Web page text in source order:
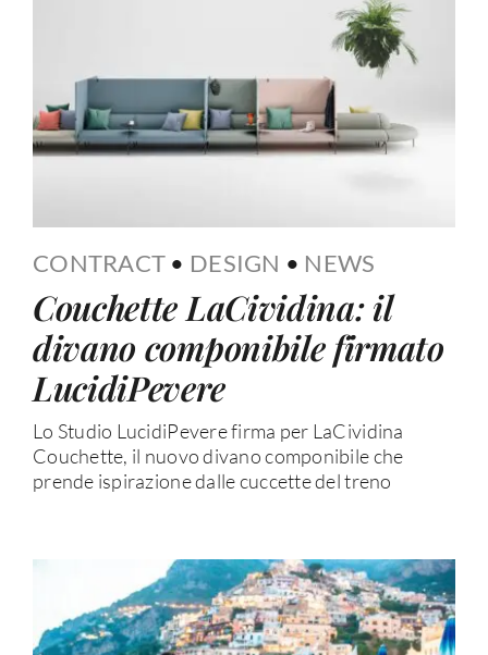
CONTRACT • DESIGN • NEWS
Couchette LaCividina: il
divano componibile firmato
LucidiPevere
Lo Studio LucidiPevere firma per LaCividina
Couchette, il nuovo divano componibile che
prende ispirazione dalle cuccette del treno